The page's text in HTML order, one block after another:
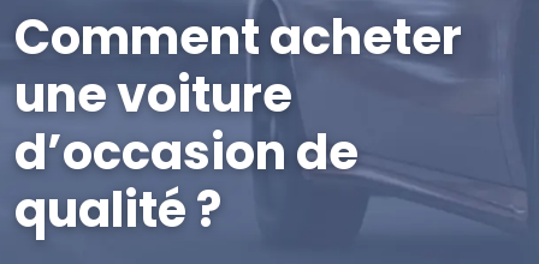
Comment acheter
une voiture
d’occasion de
qualité ?